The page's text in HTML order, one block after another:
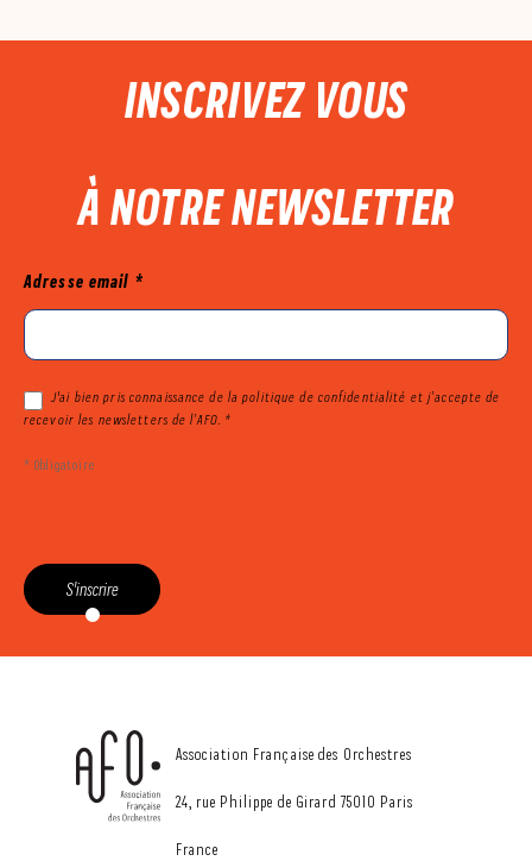
INSCRIVEZ VOUS
À NOTRE NEWSLETTER
Mailjet
Adresse email *
J'ai bien pris connaissance de la politique de confidentialité et j’accepte de
recevoir les newsletters de l’AFO. *
* Obligatoire
S'inscrire
CONTACT
Association Française des Orchestres
24, rue Philippe de Girard 75010 Paris
France